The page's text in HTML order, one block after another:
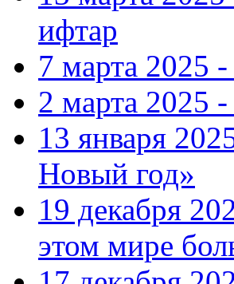
ифтар
7 марта 2025
2 марта 2025
13 января
Новый год»
19 декабря
этом мире